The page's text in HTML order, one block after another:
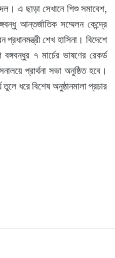
এ ছাড়া সেখানে শিশু সমাবেশ,
আন্তর্জাতিক সম্মেলন কেন্দ্রে
শেখ হাসিনা। বিদেশে
প্রার্থনা সভা অনুষ্ঠিত হবে।
ধরে বিশেষ অনুষ্ঠানমালা প্রচার